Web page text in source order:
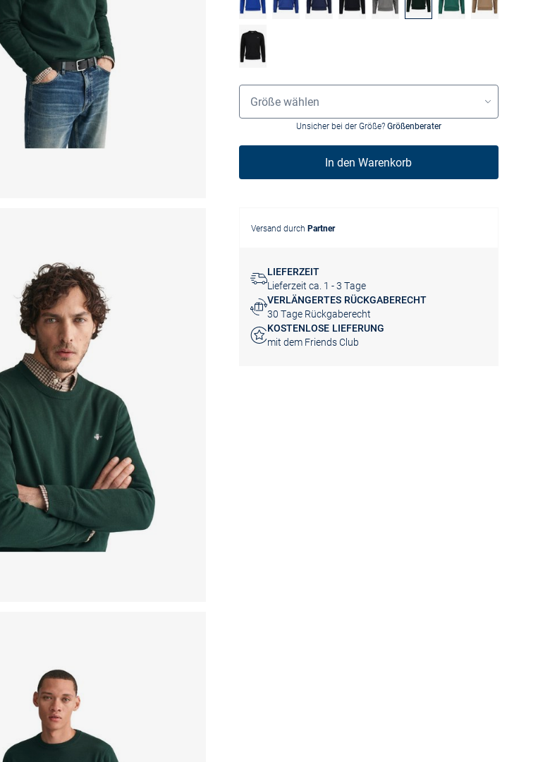
Größenauswahl
Größe wählen
Unsicher bei der Größe? Größenberater
In den Warenkorb
Versand durch Partner
LIEFERZEIT
Lieferzeit ca. 1 - 3 Tage
VERLÄNGERTES RÜCKGABERECHT
30 Tage Rückgaberecht
KOSTENLOSE LIEFERUNG
mit dem Friends Club